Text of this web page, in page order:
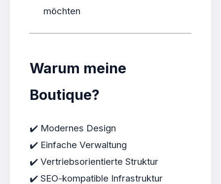
möchten
Warum meine
Boutique?
✔️ Modernes Design
✔️ Einfache Verwaltung
✔️ Vertriebsorientierte Struktur
✔️ SEO-kompatible Infrastruktur